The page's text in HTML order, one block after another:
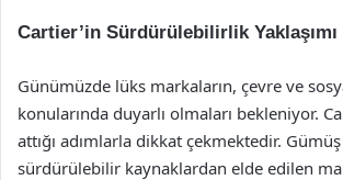
Cartier’in Sürdürülebilirlik Yaklaşımı
Günümüzde lüks markaların, çevre ve
konularında duyarlı olmaları bekleniyor.
attığı adımlarla dikkat çekmektedir.
sürdürülebilir kaynaklardan elde edilen